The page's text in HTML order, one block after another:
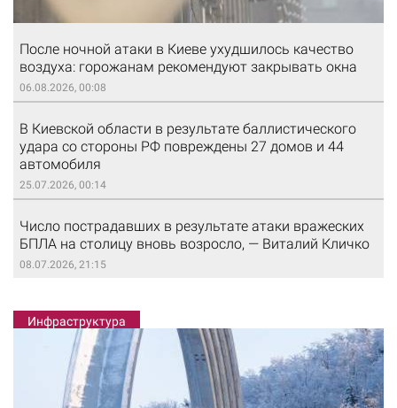
После ночной атаки в Киеве ухудшилось качество
воздуха: горожанам рекомендуют закрывать окна
06.08.2026, 00:08
В Киевской области в результате баллистического
удара со стороны РФ повреждены 27 домов и 44
автомобиля
25.07.2026, 00:14
Число пострадавших в результате атаки вражеских
БПЛА на столицу вновь возросло, — Виталий Кличко
08.07.2026, 21:15
Инфраструктура